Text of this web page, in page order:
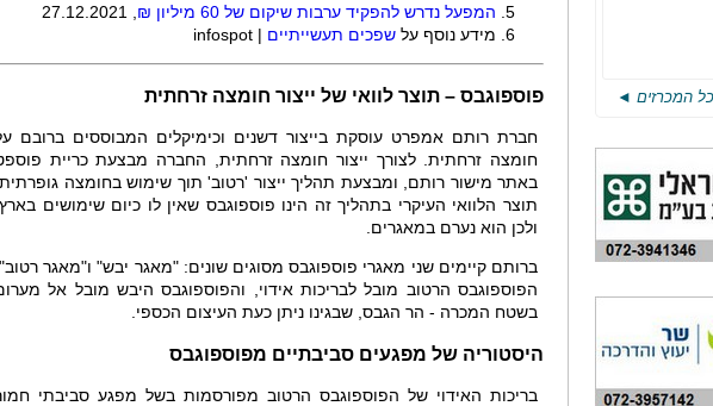
המכרזים ◄
המפעל נדרש להפקיד ערבות שיקום של 60 מיליון ₪
מידע נוסף על שפכים תעשייתיים |
infospot
פוספוגבס – תוצר לוואי של ייצור חומצה זרחתית
חברת רותם אמפרט עוסקת בייצור דשנים וכימיקלים המבוססים ברובם
חומצה זרחתית. לצורך ייצור חומצה זרחתית, החברה מבצעת כריית
באתר מישור רותם, ומבצעת תהליך ייצור 'רטוב' תוך שימוש בחומצה
תוצר הלוואי העיקרי בתהליך זה הינו פוספוגבס שאין לו כיום שימושים
ולכן הוא נערם במאגרים.
ברותם קיימים שני מאגרי פוספוגבס מסוגים שונים: "מאגר יבש" ו"מאגר
הפוספוגבס הרטוב מובל לבריכות אידוי, והפוספוגבס היבש מובל אל
בשטח המכרה - הר הגבס, שבגינו ניתן כעת העיצום הכספי.
היסטוריה של מפגעים סביבתיים מפוספוגבס
בריכות האידוי של הפוספוגבס הרטוב מפורסמות בשל מפגע סביבתי